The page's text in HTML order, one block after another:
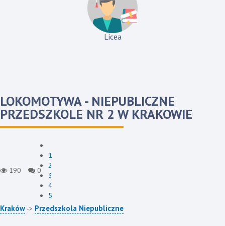
Licea
LOKOMOTYWA - NIEPUBLICZNE
PRZEDSZKOLE NR 2 W KRAKOWIE
190 0
1
2
3
4
5
Kraków -> Przedszkola Niepubliczne